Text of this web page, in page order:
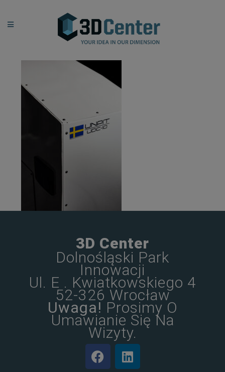
3D Center
Dolnośląski Park
Innowacji
Ul. E . Kwiatkowskiego 4
52-326 Wrocław
Uwaga! Prosimy O
Umawianie Się Na
Wizyty.